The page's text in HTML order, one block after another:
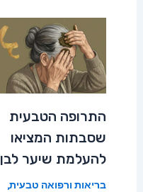
התרופה הטבעית
שסבתות המציאו
להעלמת שיער לבן
בריאות ורפואה טבעית,